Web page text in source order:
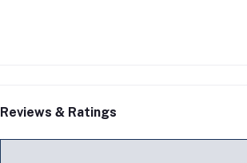
Reviews & Ratings